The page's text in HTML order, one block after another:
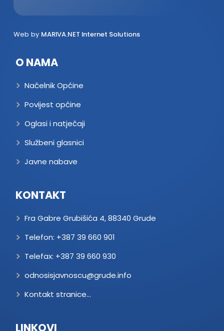
Web by MARIVA.NET Internet Solutions
O NAMA
Načelnik Općine
Povijest općine
Oglasi i natječaji
Službeni glasnici
Javne nabave
KONTAKT
Fra Gabre Grubišića 4, 88340 Grude
Telefon: +387 39 660 901
Telefax: +387 39 660 930
odnosisjavnoscu@grude.info
Kontakt stranice...
LINKOVI